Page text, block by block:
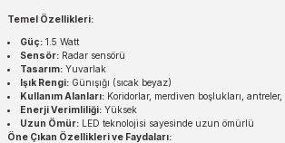
Temel Özellikleri:
Güç: 1.5 Watt
Sensör: Radar sensörü
Tasarım: Yuvarlak
Işık Rengi: Günışığı (sıcak beyaz)
Kullanım Alanları: Koridorlar, merdiven boşlukları, antreler,
Enerji Verimliliği: Yüksek
Uzun Ömür: LED teknolojisi sayesinde uzun ömürlü
Öne Çıkan Özellikleri ve Faydaları: